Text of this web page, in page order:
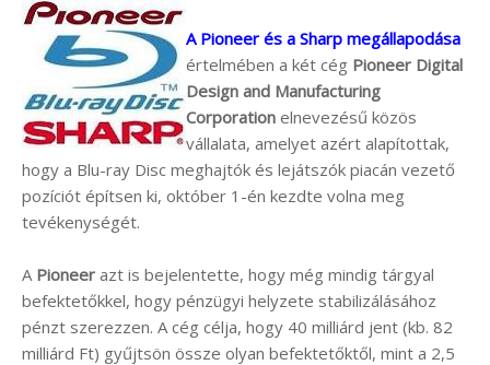
A Pioneer és a Sharp megállapodása
értelmében a két cég Pioneer Digital
Design and Manufacturing
Corporation elnevezésű közös
vállalata, amelyet azért alapítottak,
hogy a Blu-ray Disc meghajtók és lejátszók piacán vezető
pozíciót építsen ki, október 1-én kezdte volna meg
tevékenységét.
A Pioneer azt is bejelentette, hogy még mindig tárgyal
befektetőkkel, hogy pénzügyi helyzete stabilizálásához
pénzt szerezzen. A cég célja, hogy 40 milliárd jent (kb. 82
milliárd Ft) gyűjtsön össze olyan befektetőktől, mint a 2,5